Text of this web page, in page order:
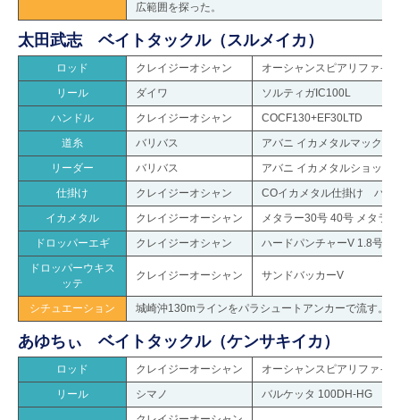
広範囲を探った。
太田武志 ベイトタックル（スルメイカ）
ロッド クレイジーオシャン
オーシャンスピアリファイ
リール
ダイワ
ソルティガIC100L
ハンドル
クレイジーオシャン
COCF130+EF30LTD
道糸
バリバス
アバニ イカメタルマックス
リーダー
バリバス
アバニ イカメタルショック
仕掛け
クレイジーオシャン
COイカメタル仕掛け ハ
イカメタル
クレイジーオーシャン
メタラー30号 40号 メタラ
ドロッパーエギ
クレイジーオシャン
ハードパンチャーV 1.8号
ドロッパーウキス
ッテ
クレイジーオーシャン サンドバッカーV
シチュエーション 城崎沖130mラインをパラシュートアンカーで流す。
あゆちぃ ベイトタックル（ケンサキイカ）
ロッド クレイジーオーシャン
オーシャンスピアリファイ
リール
シマノ
バルケッタ 100DH-HG